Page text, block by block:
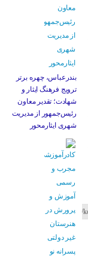
بندرعباس، چهره برتر
ترویج فرهنگ ایثار و
شهادت؛ تقدیر معاون
رئیس‌جمهور از مدیریت
شهری ایثارمحور